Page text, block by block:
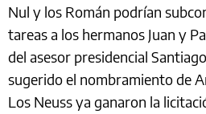
Nul y los Román podrían
tareas a los hermanos Juan y
del asesor presidencial
sugerido el nombramiento de
Los Neuss ya ganaron la